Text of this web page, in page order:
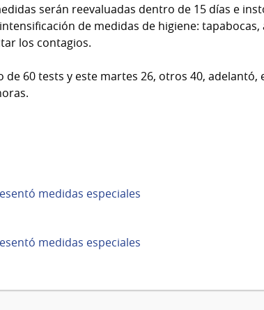
serán reevaluadas dentro de 15 días e
de medidas de higiene: tapabocas,
los contagios.
de 60 tests y este martes 26, otros 40,
medidas especiales
medidas especiales